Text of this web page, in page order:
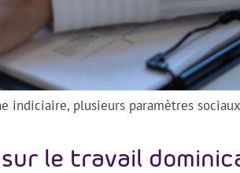
indiciaire, plusieurs paramètres
le travail